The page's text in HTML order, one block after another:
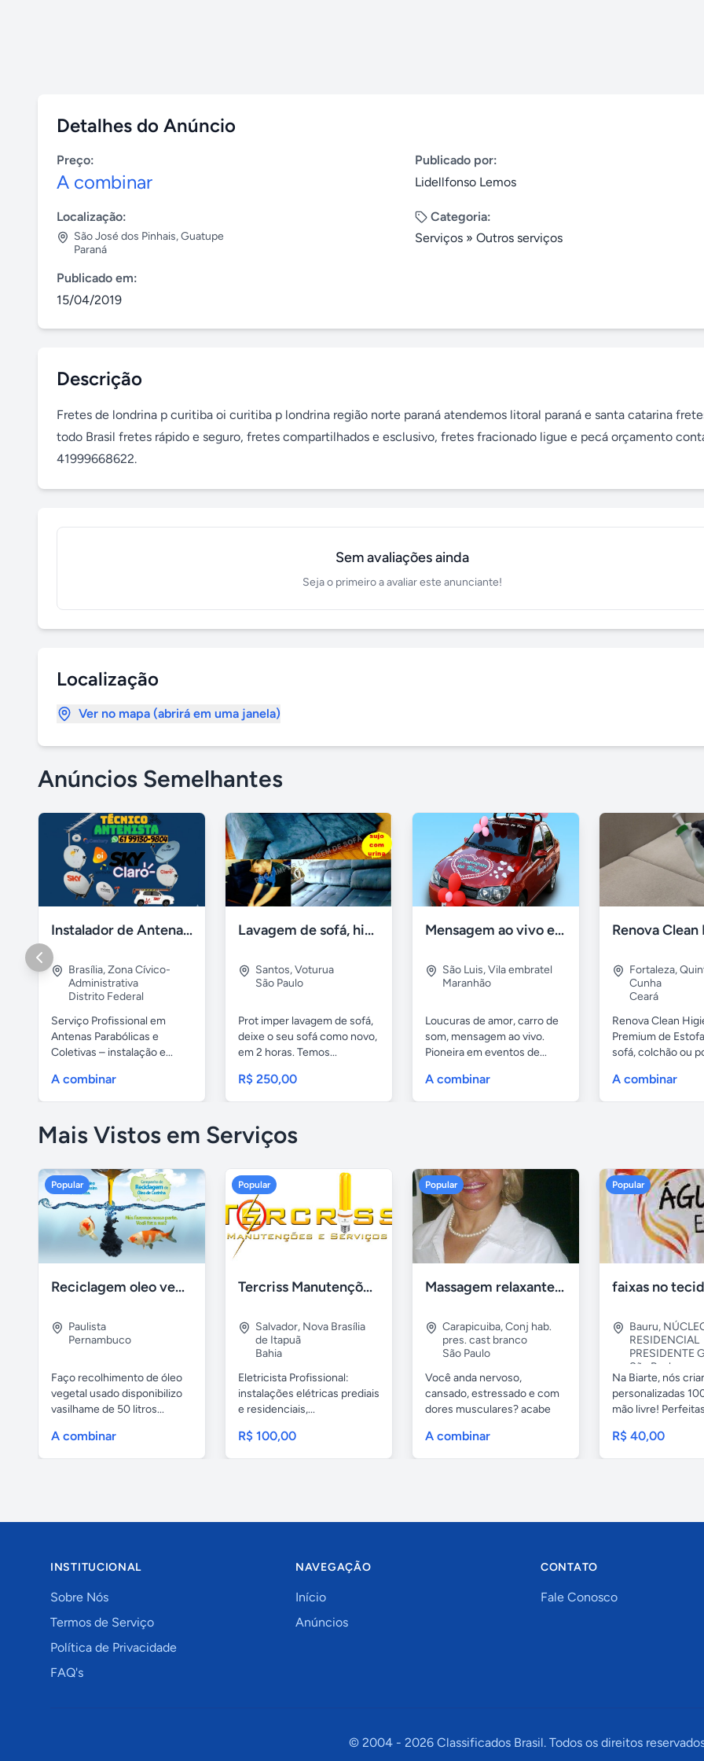
Detalhes do Anúncio
Preço:
A combinar
Publicado por:
Lidellfonso Lemos
Localização:
São José dos Pinhais,Guatupe
Paraná
Categoria:
Serviços » Outros serviços
Publicado em:
15/04/2019
Descrição
Fretes de londrina p curitiba oi curitiba p londrina região norte paraná atendemos litoral paraná e santa catarina
todo Brasil fretes rápido e seguro, fretes compartilhados e esclusivo, fretes fracionado ligue e pecá orçamento
41999668622.
Sem avaliações ainda
Seja o primeiro a avaliar este anunciante!
Localização
Ver no mapa (abrirá em uma janela)
Anúncios Semelhantes
Instalador de Antena Digital em Brasília
Brasília,Zona Cívico-
Administrativa
Distrito Federal
Serviço Profissional em
Antenas Parabólicas e
Coletivas – instalação e...
A combinar
Lavagem de sofá, higienização sofá, Impermeabilização
Santos,Voturua
São Paulo
Prot imper lavagem de sofá,
deixe o seu sofá como novo,
em 2 horas. Temos...
R$ 250,00
Mensagem ao vivo em carro de som
São Luis,Vila embratel
Maranhão
Loucuras de amor, carro de
som, mensagem ao vivo.
Pioneira em eventos de...
A combinar
Fortaleza,
Cunha
Ceará
Renova Clean
Premium de
sofá, colchão ou
A combinar
Mais Vistos em Serviços
Popular
Reciclagem oleo vegetal
Paulista
Pernambuco
Faço recolhimento de óleo
vegetal usado disponibilizo
vasilhame de 50 litros...
A combinar
Popular
Tercriss Manutenções e Serviços
Salvador, Nova Brasília
de Itapuã
Bahia
Eletricista Profissional:
instalações elétricas prediais
e residenciais,...
R$ 100,00
Popular
Massagem relaxante- terapeutica e depilação
Carapicuiba,Conj hab.
pres. cast branco
São Paulo
Você anda nervoso,
cansado, estressado e com
dores musculares? acabe
A combinar
Popular
Bauru,
RESIDENCIAL
PRESIDENTE
São Paulo
Na Biarte, nós
personalizadas
mão livre!
R$ 40,00
INSTITUCIONAL
Sobre Nós
Termos de Serviço
Política de Privacidade
FAQ's
NAVEGAÇÃO
Início
Anúncios
CONTATO
Fale Conosco
© 2004 - 2026Classificados Brasil. Todos os direitos